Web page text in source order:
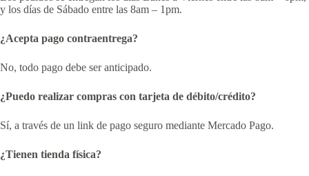
y los días de Sábado entre las 8am – 1pm.
¿Acepta pago contraentrega?
No, todo pago debe ser anticipado.
¿Puedo realizar compras con tarjeta de débito/crédito?
Sí, a través de un link de pago seguro mediante Mercado Pago.
¿Tienen tienda física?